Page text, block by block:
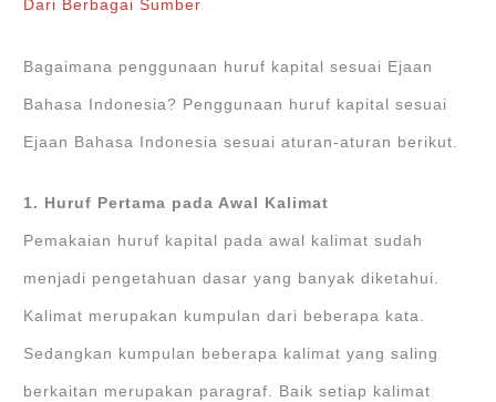
Dari Berbagai Sumber
Bagaimana penggunaan huruf kapital sesuai Ejaan
Bahasa Indonesia? Penggunaan huruf kapital sesuai
Ejaan Bahasa Indonesia sesuai aturan-aturan berikut.
1. Huruf Pertama pada Awal Kalimat
Pemakaian huruf kapital pada awal kalimat sudah
menjadi pengetahuan dasar yang banyak diketahui.
Kalimat merupakan kumpulan dari beberapa kata.
Sedangkan kumpulan beberapa kalimat yang saling
berkaitan merupakan paragraf. Baik setiap kalimat